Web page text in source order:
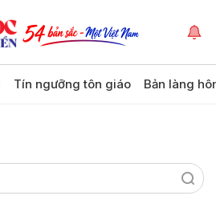
Tín ngưỡng tôn giáo Bản làng